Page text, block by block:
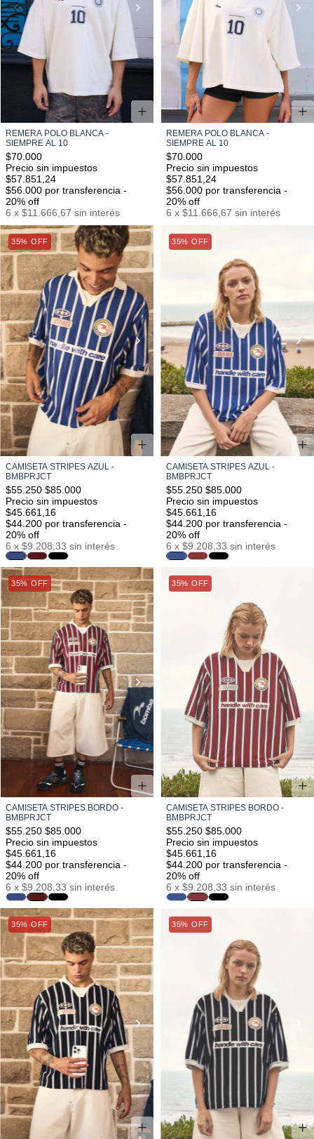
S/ML/XL
REMERA POLO BLANCA -
SIEMPRE AL 10
$70.000
Precio sin impuestos
$57.851,24
$56.000 por transferencia -
20% off
6 x $11.666,67 sin interés
REMERA POLO BLANCA -
SIEMPRE AL 10
$70.000
Precio sin impuestos
$57.851,24
$56.000 por transferencia -
20% off
6 x $11.666,67 sin interés
35% OFF
S/MM/LL/XL
CAMISETA STRIPES AZUL -
BMBPRJCT
$55.250 $85.000
Precio sin impuestos
$45.661,16
$44.200 por transferencia -
20% off
6 x $9.208,33 sin interés
35% OFF
S/M
CAMISETA STRIPES AZUL -
BMBPRJCT
$55.250 $85.000
Precio sin impuestos
$45.661,16
$44.200 por transferencia -
20% off
6 x $9.208,33 sin interés
35% OFF
S/MM/L L/XL
CAMISETA STRIPES BORDO -
BMBPRJCT
$55.250 $85.000
Precio sin impuestos
$45.661,16
$44.200 por transferencia -
20% off
6 x $9.208,33 sin interés
35% OFF
S/M
CAMISETA STRIPES BORDO -
BMBPRJCT
$55.250 $85.000
Precio sin impuestos
$45.661,16
$44.200 por transferencia -
20% off
6 x $9.208,33 sin interés
35% OFF 35% OFF